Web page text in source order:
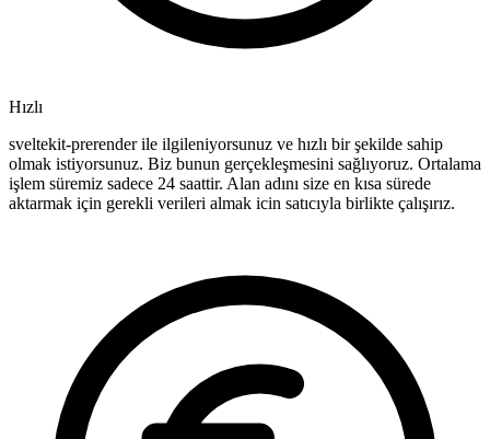
Hızlı
sveltekit-prerender ile ilgileniyorsunuz ve hızlı bir şekilde sahip
olmak istiyorsunuz. Biz bunun gerçekleşmesini sağlıyoruz. Ortalama
işlem süremiz sadece 24 saattir. Alan adını size en kısa sürede
aktarmak için gerekli verileri almak icin satıcıyla birlikte çalışırız.